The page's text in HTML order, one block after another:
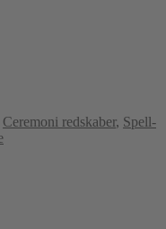
Ceremoni redskaber, Spell-